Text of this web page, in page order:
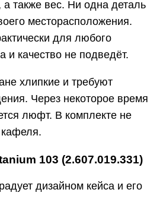
хозяйства. Стоит
на название BOSCH,
в кейсе не будут такого
которые есть возможность